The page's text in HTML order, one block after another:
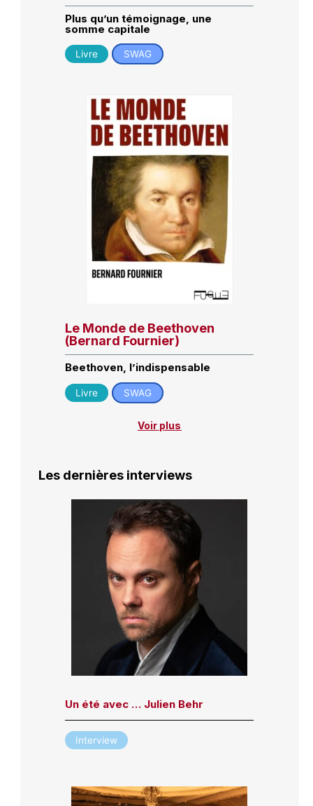
Plus qu’un témoignage, une
somme capitale
Livre SWAG
Le Monde de Beethoven
(Bernard Fournier)
Beethoven, l’indispensable
Livre SWAG
Voir plus
Les dernières interviews
Un été avec … Julien Behr
Interview